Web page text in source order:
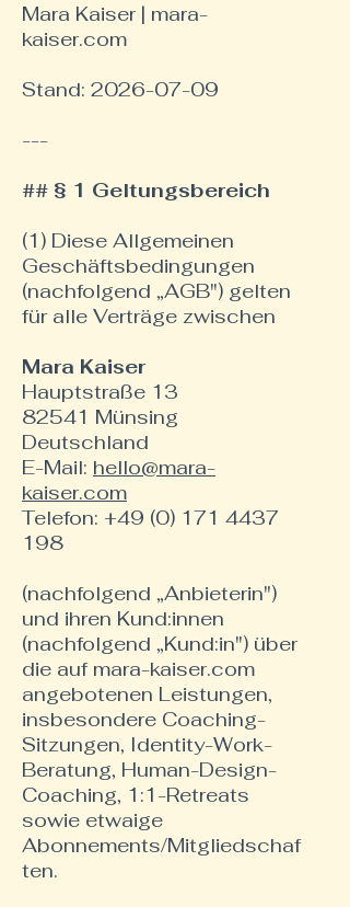
Mara Kaiser | mara-
kaiser.com
Stand: 2026-07-09
---
## § 1 Geltungsbereich
(1) Diese Allgemeinen
Geschäftsbedingungen
(nachfolgend „AGB") gelten
für alle Verträge zwischen
Mara Kaiser
Hauptstraße 13
82541 Münsing
Deutschland
E-Mail: hello@mara-
kaiser.com
Telefon: +49 (0) 171 4437
198
(nachfolgend „Anbieterin")
und ihren Kund:innen
(nachfolgend „Kund:in") über
die auf mara-kaiser.com
angebotenen Leistungen,
insbesondere Coaching-
Sitzungen, Identity-Work-
Beratung, Human-Design-
Coaching, 1:1-Retreats
sowie etwaige
Abonnements/Mitgliedschaf
ten.